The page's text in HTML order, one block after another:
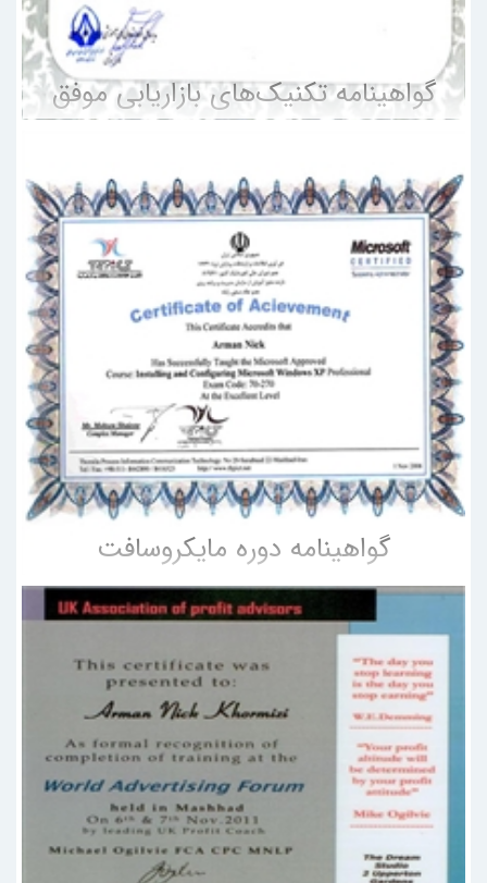
گواهینامه تکنیک‌های بازاریابی موفق
گواهینامه دوره مایکروسافت